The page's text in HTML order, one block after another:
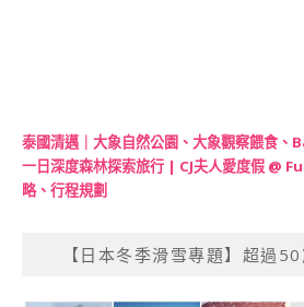
泰國清邁｜大象自然公園、大象觀察餵食
一日深度森林探索旅行 | CJ夫人愛度假 @
略、行程規劃
【日本冬季滑雪專題】超過